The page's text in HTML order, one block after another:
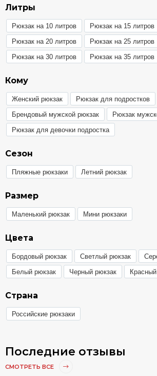
Литры
Рюкзак на 10 литров
Рюкзак на 15 литров
Рюкзак на 20 литров
Рюкзак на 25 литров
Рюкзак на 30 литров
Рюкзак на 35 литров
Кому
Женский рюкзак Рюкзак для подростков
Брендовый мужской рюкзак
Рюкзак
Рюкзак для девочки подростка
Сезон
Пляжные рюкзаки Летний рюкзак
Размер
Маленький рюкзак Мини рюкзаки
Цвета
Бордовый рюкзак Светлый рюкзак
Белый рюкзак
Черный рюкзак
Страна
Российские рюкзаки
Последние отзывы
СМОТРЕТЬ ВСЕ